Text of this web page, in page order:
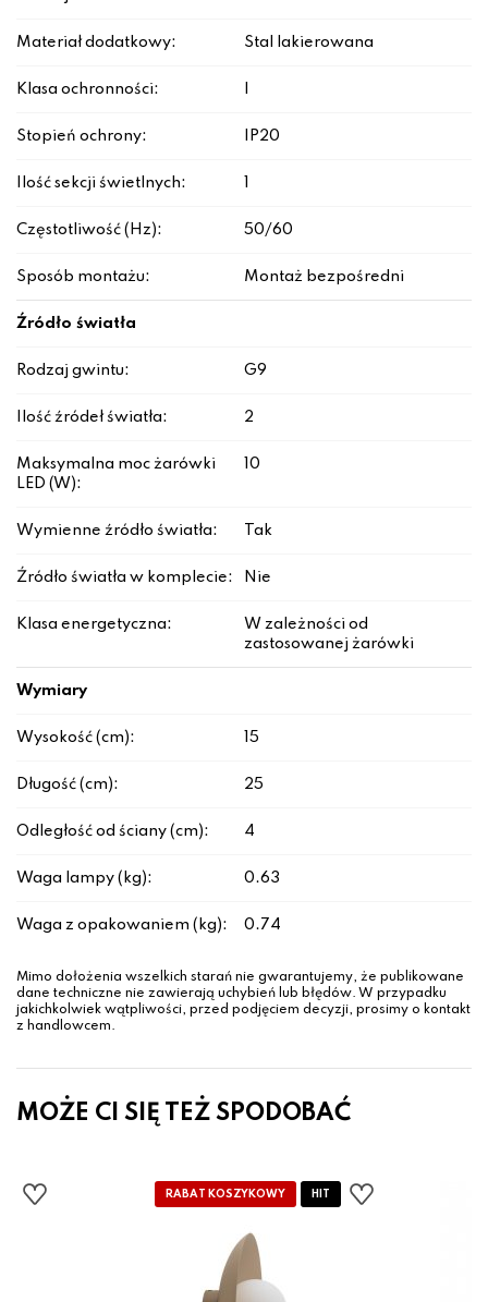
Materiał dodatkowy: Stal lakierowana
Klasa ochronności:
Stopień ochrony: IP20
Ilość sekcji świetlnych:
Częstotliwość (Hz): 50/60
Sposób montażu: Montaż bezpośredni
Źródło światła
Rodzaj gwintu: G9
Ilość źródeł światła: 2
Maksymalna moc żarówki
LED (W):
10
Wymienne źródło światła: Tak
Źródło światła w komplecie: Nie
Klasa energetyczna:
W zależności od
zastosowanej żarówki
Wymiary
Wysokość (cm): 15
Długość (cm): 25
Odległość od ściany (cm): 4
Waga lampy (kg): 0.63
Waga z opakowaniem (kg): 0.74
Mimo dołożenia wszelkich starań nie gwarantujemy, że publikowane
dane techniczne nie zawierają uchybień lub błędów. W przypadku
jakichkolwiek wątpliwości, przed podjęciem decyzji, prosimy o kontakt
z handlowcem.
MOŻE CI SIĘ TEŻ SPODOBAĆ